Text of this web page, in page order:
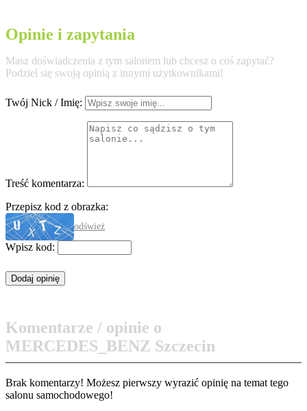
Opinie i zapytania
Masz doświadczenia z tym salonem lub chcesz o coś zapytać?
Podziel się swoją opinią z innymi użytkownikami!
Twój Nick / Imię:
Treść komentarza:
Przepisz kod z obrazka:
odśwież
Wpisz kod:
Komentarze / opinie o
MERCEDES_BENZ Szczecin
Brak komentarzy! Możesz pierwszy wyrazić opinię na temat tego
salonu samochodowego!